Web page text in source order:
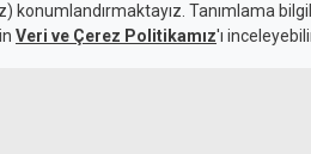
Tanımlama
Veri ve Çerez Politikamız'ı